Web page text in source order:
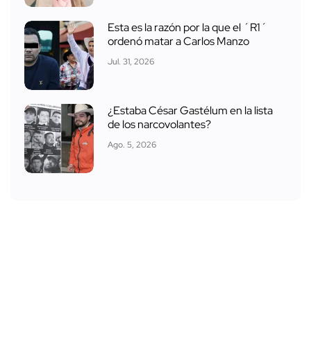
Esta es la razón por la que el ´R1´
ordenó matar a Carlos Manzo
Jul. 31, 2026
¿Estaba César Gastélum en la lista
de los narcovolantes?
Ago. 5, 2026